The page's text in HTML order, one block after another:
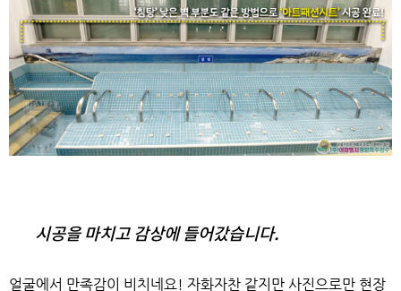
시공을 마치고 감상에 들어갔습니다.
얼굴에서 만족감이 비치네요! 자화자찬 같지만 사진으로만 현장